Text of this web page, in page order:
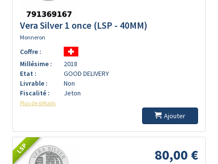
Vera Silver 1 once (LSP - 40MM)
Monneron
Coffre :
Millésime :
2018
Etat :
GOOD DELIVERY
Livrable :
Non
Fiscalité :
Jeton
Plus de détails
Ajouter
LSP 80,00 €